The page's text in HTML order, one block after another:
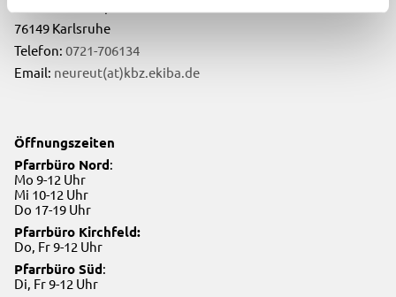
76149 Karlsruhe
Telefon: 0721-706134
Email: neureut(at)kbz.ekiba.de
Öffnungszeiten
Pfarrbüro Nord:
Mo 9-12 Uhr
Mi 10-12 Uhr
Do 17-19 Uhr
Pfarrbüro Kirchfeld:
Do, Fr 9-12 Uhr
Pfarrbüro Süd:
Di, Fr 9-12 Uhr